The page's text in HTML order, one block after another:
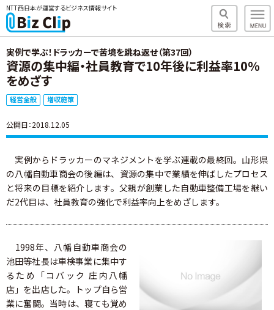
NTT西日本が運営するビジネス情報サイト
実例で学ぶ！ドラッカーで苦境を跳ね返せ（第37回）
資源の集中編・社員教育で10年後に利益率10％
をめざす
経営全般 増収施策
公開日：2018.12.05
実例からドラッカーのマネジメントを学ぶ連載の最終回。山形県
の八幡自動車商会の後編は、資源の集中で業績を伸ばしたプロセス
と将来の目標を紹介します。父親が創業した自動車整備工場を継い
だ2代目は、社員教育の強化で利益率向上をめざします。
1998年、八幡自動車商会の
池田等社長は車検事業に集中す
るため「コバック 庄内八幡
店」を出店した。トップ自ら営
業に奮闘。当時は、寝ても覚め